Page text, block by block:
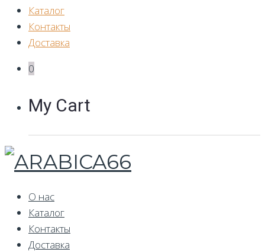
Каталог
Контакты
Доставка
0
My Cart
О нас
Каталог
Контакты
Доставка